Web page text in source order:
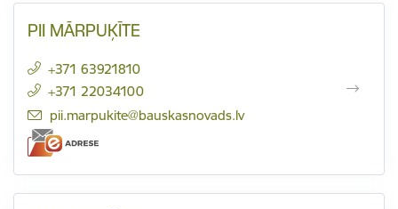
PII MĀRPUĶĪTE
+371 63921810
+371 22034100
E-pasts:
pii.marpukite@bauskasnovads.lv